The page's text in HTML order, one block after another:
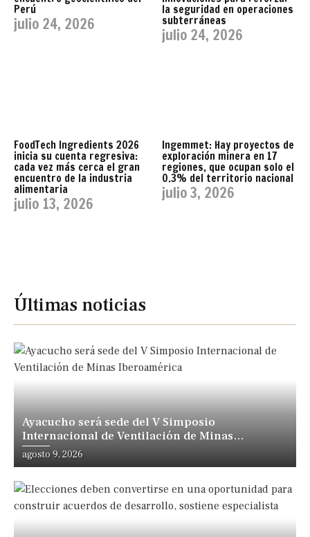
Perú
julio 24, 2026
la seguridad en operaciones
subterráneas
julio 24, 2026
FoodTech Ingredients 2026
inicia su cuenta regresiva:
cada vez más cerca el gran
encuentro de la industria
alimentaria
julio 13, 2026
Ingemmet: Hay proyectos de
exploración minera en 17
regiones, que ocupan solo el
0.3% del territorio nacional
julio 3, 2026
Últimas noticias
Ayacucho será sede del V Simposio
Internacional de Ventilación de Minas
Iberoamérica
agosto 9, 2026